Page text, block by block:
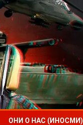
ОНИ О НАС (ИНОСМИ)